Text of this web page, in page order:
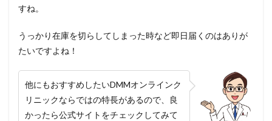
すね。
うっかり在庫を切らしてしまった時など即日届くのはありが
たいですよね！
他にもおすすめしたいDMMオンラインク
リニックならではの特長があるので、良
かったら公式サイトをチェックしてみて